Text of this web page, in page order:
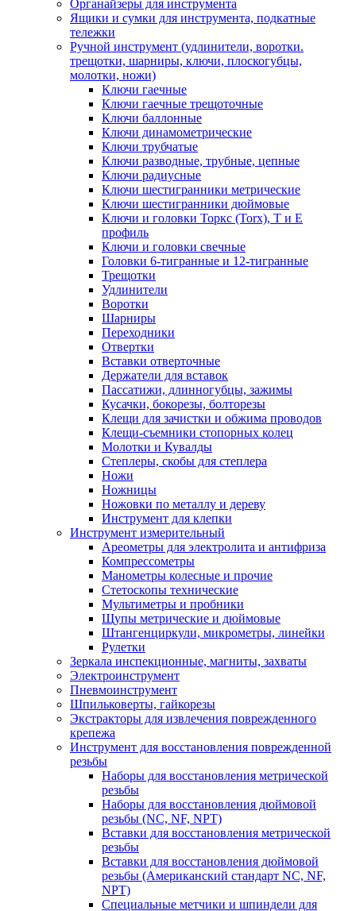
Органайзеры для инструмента
Ящики и сумки для инструмента, подкатные
тележки
Ручной инструмент (удлинители, воротки.
трещотки, шарниры, ключи, плоскогубцы,
молотки, ножи)
Ключи гаечные
Ключи гаечные трещоточные
Ключи баллонные
Ключи динамометрические
Ключи трубчатые
Ключи разводные, трубные, цепные
Ключи радиусные
Ключи шестигранники метрические
Ключи шестигранники дюймовые
Ключи и головки Торкс (Torx), Т и Е
профиль
Ключи и головки свечные
Головки 6-тигранные и 12-тигранные
Трещотки
Удлинители
Воротки
Шарниры
Переходники
Отвертки
Вставки отверточные
Держатели для вставок
Пассатижи, длинногубцы, зажимы
Кусачки, бокорезы, болторезы
Клещи для зачистки и обжима проводов
Клещи-съемники стопорных колец
Молотки и Кувалды
Степлеры, скобы для степлера
Ножи
Ножницы
Ножовки по металлу и дереву
Инструмент для клепки
Инструмент измерительный
Ареометры для электролита и антифриза
Компрессометры
Манометры колесные и прочие
Стетоскопы технические
Мультиметры и пробники
Щупы метрические и дюймовые
Штангенциркули, микрометры, линейки
Рулетки
Зеркала инспекционные, магниты, захваты
Электроинструмент
Пневмоинструмент
Шпильковерты, гайкорезы
Экстракторы для извлечения поврежденного
крепежа
Инструмент для восстановления поврежденной
резьбы
Наборы для восстановления метрической
резьбы
Наборы для восстановления дюймовой
резьбы (NC, NF, NPT)
Вставки для восстановления метрической
резьбы
Вставки для восстановления дюймовой
резьбы (Американский стандарт NC, NF,
NPT)
Специальные метчики и шпиндели для